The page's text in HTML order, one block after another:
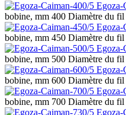
Egoza-
bobine, mm 400 Diamètre du fil
Egoza-
bobine, mm 450 Diamètre du fil
Egoza-
bobine, mm 500 Diamètre du fil
Egoza-
bobine, mm 600 Diamètre du fil
Egoza-
bobine, mm 700 Diamètre du fil
Egoza-